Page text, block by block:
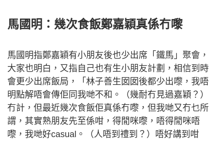
馬國明：幾次食飯鄭嘉穎真係冇嚟
馬國明指鄭嘉穎有小朋友後也少出席「鐵馬」聚會，
大家也明白，又指自己也有生小朋友計劃，相信到時
會更少出席飯局，「林子善生囡囡後都少出嚟，我唔
明點解唔會傳佢同我哋不和。（幾耐冇見過嘉穎？）
冇計，但最近幾次食飯佢真係冇嚟，但我哋又冇乜所
謂，其實熟朋友先至係咁，得閒咪嚟，唔得閒咪唔
嚟，我哋好casual。（人唔到禮到？）唔好講到咁